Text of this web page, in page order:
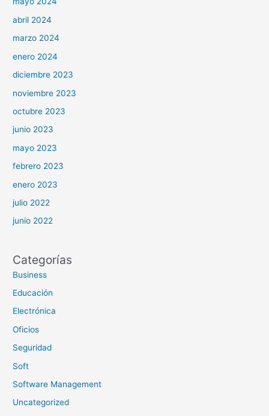
abril 2024
marzo 2024
enero 2024
diciembre 2023
noviembre 2023
octubre 2023
junio 2023
mayo 2023
febrero 2023
enero 2023
julio 2022
junio 2022
Categorías
Business
Educación
Electrónica
Oficios
Seguridad
Soft
Software Management
Uncategorized